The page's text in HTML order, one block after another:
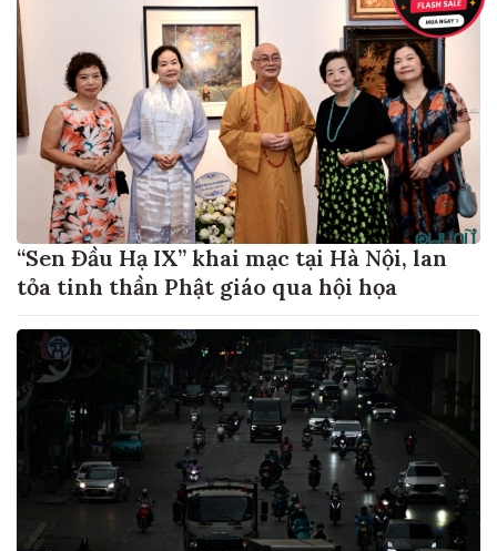
“Sen Đầu Hạ IX” khai mạc tại Hà Nội, lan
tỏa tinh thần Phật giáo qua hội họa